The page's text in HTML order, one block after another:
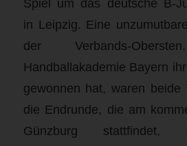
Spiel um das deutsche B-
in Leipzig. Eine
der Verbands-
Handballakademie Bayern
gewonnen hat, waren beide
die Endrunde, die am
Günzburg stattfindet,